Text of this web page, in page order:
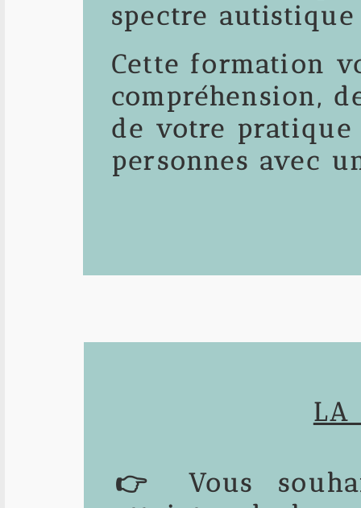
spectre
Cette formation
compréhension,
de votre pratique
personnes avec
LA
👉 Vous